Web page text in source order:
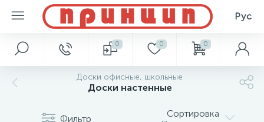
Рус
0 0 0
Доски офисные, школьные
Доски настенные
Фильтр Сортировка